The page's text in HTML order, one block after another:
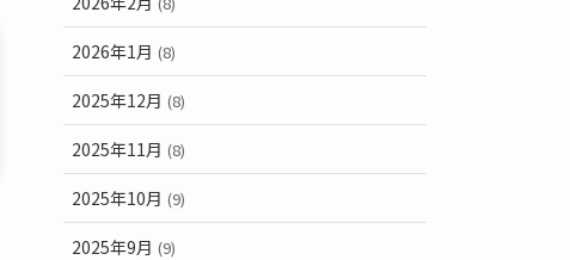
2026年1月 (8)
2025年12月 (8)
2025年11月 (8)
2025年10月 (9)
2025年9月 (9)